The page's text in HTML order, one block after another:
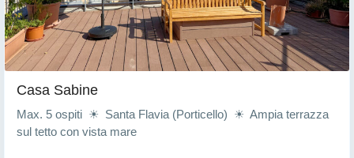
Casa Sabine
Max. 5 ospiti ☀ Santa Flavia (Porticello) ☀ Ampia terrazza
sul tetto con vista mare